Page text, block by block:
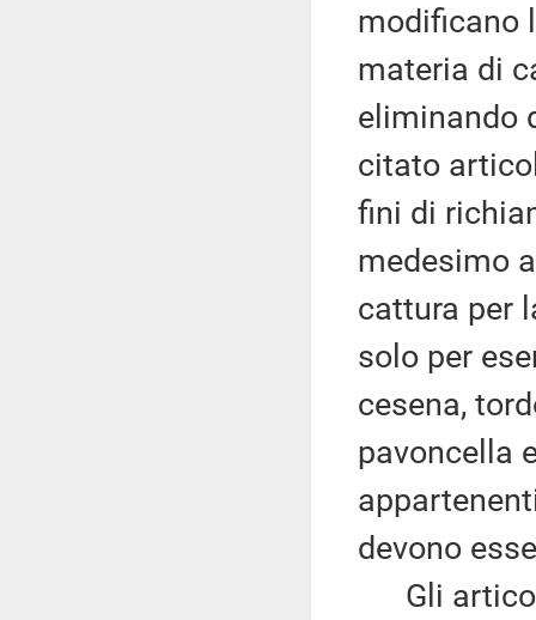
modificano
materia di
eliminando
citato
fini di
medesimo
cattura per
solo per
cesena,
pavoncella
devono
Gli